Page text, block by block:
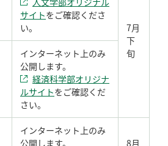
サイトをご確認くださ
い。
7月
下
旬
インターネット上のみ
公開します。
経済科学部オリジナ
ルサイトをご確認くだ
さい。
インターネット上のみ
公開します。
8月